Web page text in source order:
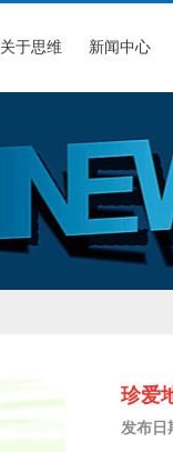
关于思维 新闻中心
珍爱
发布日